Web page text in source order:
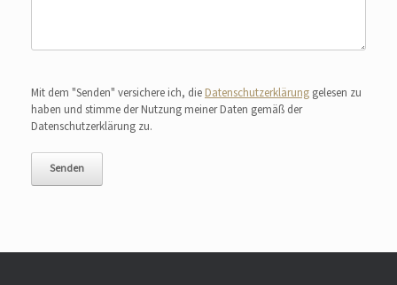
Mit dem "Senden" versichere ich, die Datenschutzerklärung gelesen zu
haben und stimme der Nutzung meiner Daten gemäß der
Datenschutzerklärung zu.